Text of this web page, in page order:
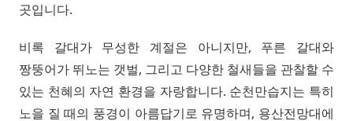
곳입니다.
비록 갈대가 무성한 계절은 아니지만, 푸른 갈대와
짱뚱어가 뛰노는 갯벌, 그리고 다양한 철새들을 관찰할 수
있는 천혜의 자연 환경을 자랑합니다. 순천만습지는 특히
노을 질 때의 풍경이 아름답기로 유명하며, 용산전망대에